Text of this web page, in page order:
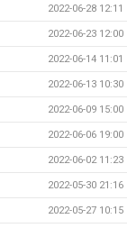
2022-06-28 12:11
2022-06-23 12:00
2022-06-14 11:01
2022-06-13 10:30
2022-06-09 15:00
2022-06-06 19:00
2022-06-02 11:23
2022-05-30 21:16
2022-05-27 10:15